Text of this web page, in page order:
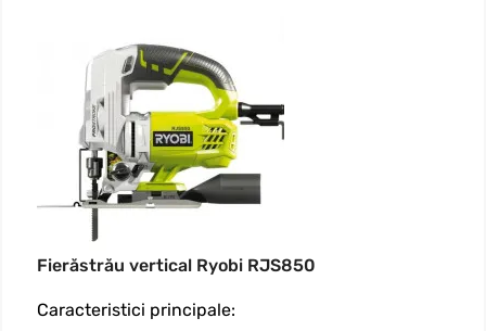
Fierăstrău vertical Ryobi RJS850
Caracteristici principale: